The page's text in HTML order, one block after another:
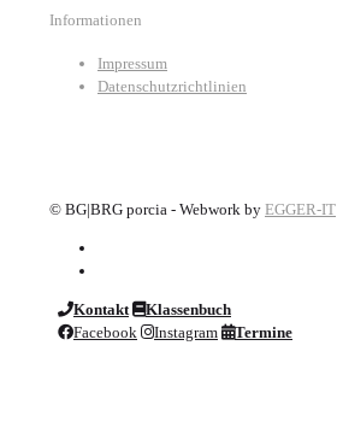
Informationen
Impressum
Datenschutzrichtlinien
© BG|BRG porcia - Webwork by EGGER-IT
Kontakt
Klassenbuch
Facebook
Instagram Termine